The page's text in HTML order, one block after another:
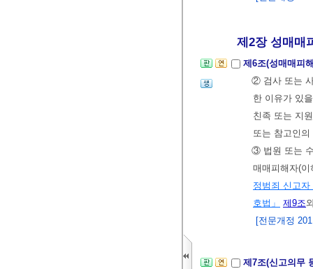
제2장 성매매피
제6조(성매매피
② 검사 또는
한 이유가 있
친족 또는 지
또는 참고인
③ 법원 또는
매매피해자(
정범죄 신고
호법」
제9조
[전문개정
제7조(신고의무